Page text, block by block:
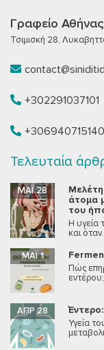
Γραφείο Αθήνας
Τσιμισκή 28,
+302291037101
+306940715140
Τελευταία
άτομα
του
ΜΆΙ 28
Η υγεία
και
ΜΆΙ 1
Πώς
εντέρου;
ΑΠΡ 28
Υγεία